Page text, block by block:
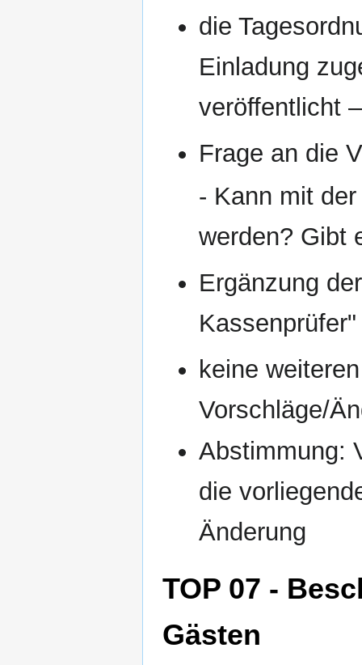
die
Einladung
veröffentlicht
Frage an die
- Kann mit
werden? Gibt
Ergänzung
keine
Vorschläge/
Abstimmung:
die
Änderung
TOP 07 -
Gästen